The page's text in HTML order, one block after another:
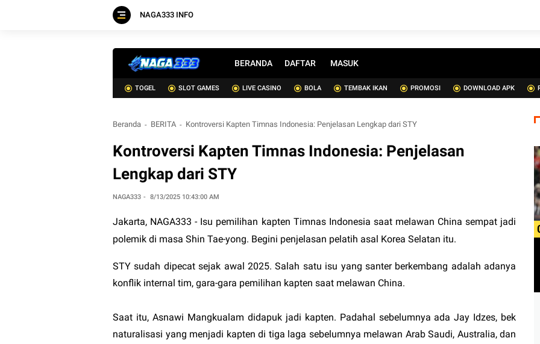
NAGA333 INFO
BERANDA DAFTAR MASUK
TOGEL SLOT GAMES LIVE CASINO BOLA TEMBAK IKAN PROMOSI DOWNLOAD APK
Beranda BERITA Kontroversi Kapten Timnas Indonesia: Penjelasan Lengkap dari STY
Kontroversi Kapten Timnas Indonesia: Penjelasan
Lengkap dari STY
NAGA333 8/13/2025 10:43:00 AM
Jakarta, NAGA333 - Isu pemilihan kapten Timnas Indonesia saat melawan China sempat jadi
polemik di masa Shin Tae-yong. Begini penjelasan pelatih asal Korea Selatan itu.
STY sudah dipecat sejak awal 2025. Salah satu isu yang santer berkembang adalah adanya
konflik internal tim, gara-gara pemilihan kapten saat melawan China.
Saat itu, Asnawi Mangkualam didapuk jadi kapten. Padahal sebelumnya ada Jay Idzes, bek
naturalisasi yang menjadi kapten di tiga laga sebelumnya melawan Arab Saudi, Australia, dan